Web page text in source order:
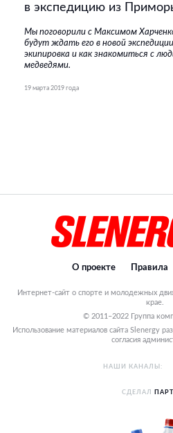
в экспедицию из
Мы поговорили с Максимом
будут ждать его в новой
экипировка и как знакомиться с
медведями.
19 марта 2019 года
О проекте Правила
Интернет-сайт о спорте и молодежных
крае.
© 2011–2022 Группа
Использование материалов сайта Slenergy
согласия
НАШИ КАНАЛЫ:
СДЕЛАЛ